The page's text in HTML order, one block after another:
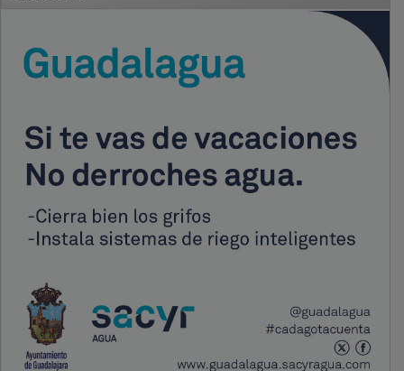
PUBLICIDAD